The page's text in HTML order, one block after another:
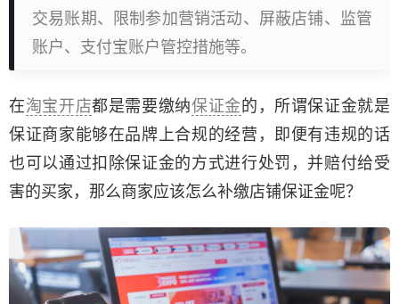
交易账期、限制参加营销活动、屏蔽店铺、监管
账户、支付宝账户管控措施等。
在淘宝开店都是需要缴纳保证金的，所谓保证金就是
保证商家能够在品牌上合规的经营，即便有违规的话
也可以通过扣除保证金的方式进行处罚，并赔付给受
害的买家，那么商家应该怎么补缴店铺保证金呢？